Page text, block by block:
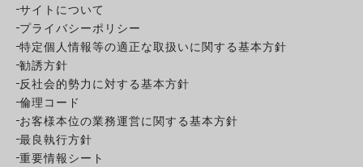
サイトについて
プライバシーポリシー
特定個人情報等の適正な取扱いに関する基本方針
勧誘方針
反社会的勢力に対する基本方針
倫理コード
お客様本位の業務運営に関する基本方針
最良執行方針
重要情報シート